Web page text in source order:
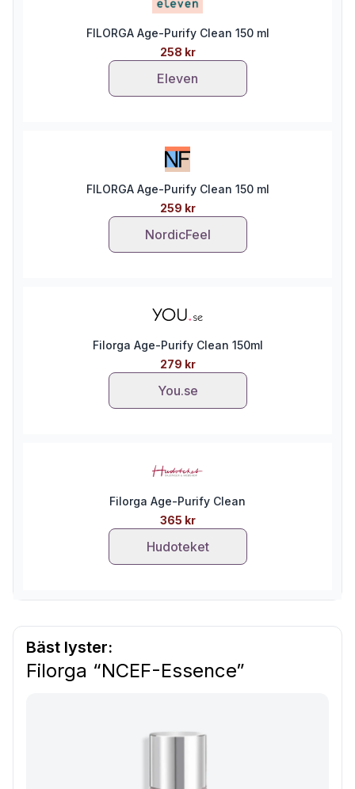
FILORGA Age-Purify Clean 150 ml
258 kr
Eleven
FILORGA Age-Purify Clean 150 ml
259 kr
NordicFeel
Filorga Age-Purify Clean 150ml
279 kr
You.se
Filorga Age-Purify Clean
365 kr
Hudoteket
Bäst lyster:
Filorga “NCEF-Essence”